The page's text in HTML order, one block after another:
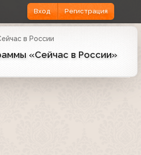
Вход Регистрация
в России
«Сейчас в России»